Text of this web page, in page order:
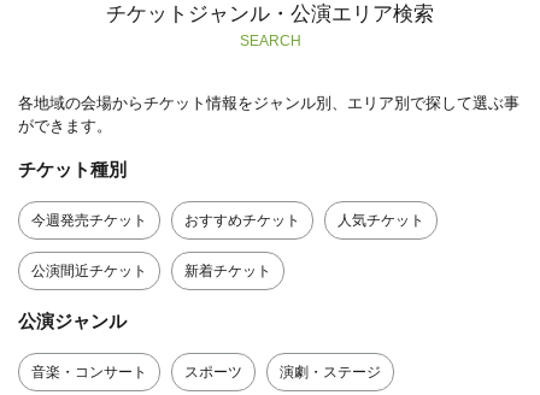
チケットジャンル・公演エリア検索
SEARCH
各地域の会場からチケット情報をジャンル別、エリア別で探して選ぶ事
ができます。
チケット種別
今週発売チケット おすすめチケット 人気チケット
公演間近チケット 新着チケット
公演ジャンル
音楽・コンサート スポーツ 演劇・ステージ